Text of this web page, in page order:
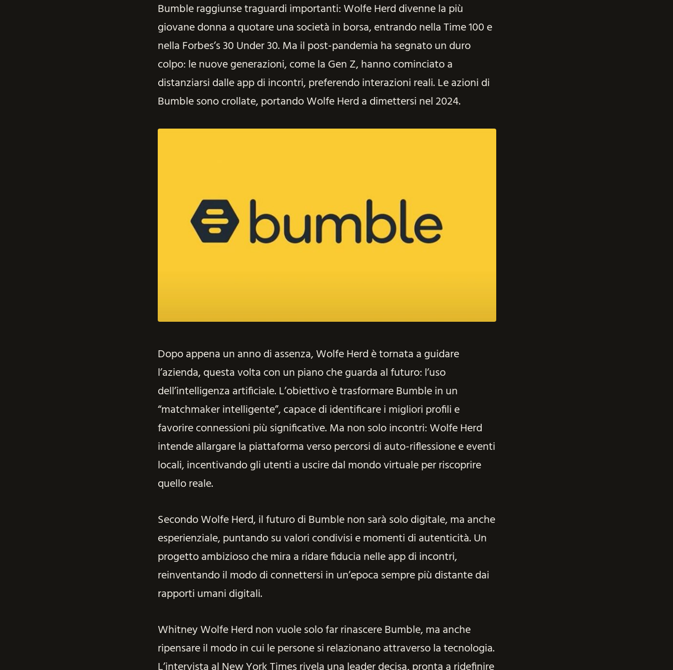
Bumble raggiunse traguardi importanti: Wolfe Herd divenne la più
giovane donna a quotare una società in borsa, entrando nella Time 100 e
nella Forbes’s 30 Under 30. Ma il post-pandemia ha segnato un duro
colpo: le nuove generazioni, come la Gen Z, hanno cominciato a
distanziarsi dalle app di incontri, preferendo interazioni reali. Le azioni di
Bumble sono crollate, portando Wolfe Herd a dimettersi nel 2024.
Dopo appena un anno di assenza, Wolfe Herd è tornata a guidare
l’azienda, questa volta con un piano che guarda al futuro: l’uso
dell’intelligenza artificiale. L’obiettivo è trasformare Bumble in un
“matchmaker intelligente”, capace di identificare i migliori profili e
favorire connessioni più significative. Ma non solo incontri: Wolfe Herd
intende allargare la piattaforma verso percorsi di auto-riflessione e eventi
locali, incentivando gli utenti a uscire dal mondo virtuale per riscoprire
quello reale.
Secondo Wolfe Herd, il futuro di Bumble non sarà solo digitale, ma anche
esperienziale, puntando su valori condivisi e momenti di autenticità. Un
progetto ambizioso che mira a ridare fiducia nelle app di incontri,
reinventando il modo di connettersi in un’epoca sempre più distante dai
rapporti umani digitali.
Whitney Wolfe Herd non vuole solo far rinascere Bumble, ma anche
ripensare il modo in cui le persone si relazionano attraverso la tecnologia.